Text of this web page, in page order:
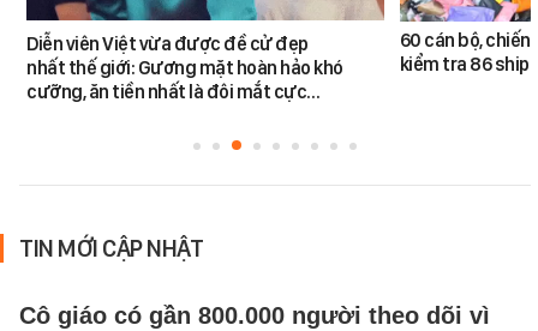
Diễn viên Việt vừa được đề cử đẹp
nhất thế giới: Gương mặt hoàn hảo khó
cưỡng, ăn tiền nhất là đôi mắt cực…
60 cán bộ,
kiểm tra 86
TIN MỚI CẬP NHẬT
Cô giáo có gần 800.000 người theo dõi vì